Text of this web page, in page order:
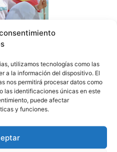
utilizamos tecnologías como las
a la información del dispositivo. El
nos permitirá procesar datos como
las identificaciones únicas en este
puede afectar
y funciones.
tercera del mundo de
tras la muerte de una